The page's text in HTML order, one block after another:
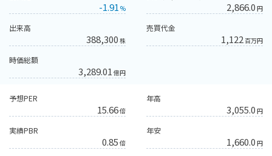
-1.91 % 2,866.0 円
出来高
388,300 株
売買代金
1,122百万円
時価総額
3,289.01 億円
予想PER
15.66倍
年高
3,055.0 円
実績PBR
0.85 倍
年安
1,660.0 円